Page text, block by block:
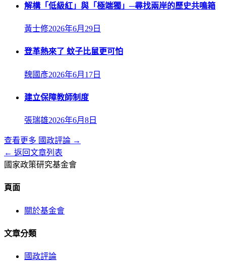
解構「低級紅」與「極端獨」─尋找兩岸的歷史共鳴箱
黃士修2026年6月29日
登革熱來了 蚊子比鼠更可怕
魏國彥2026年6月17日
建立保障教師制度
張瑞雄2026年6月8日
查看更多 國政評論 →
← 返回文章列表
國家政策研究基金會
頁面
關於基金會
文章分類
國政評論